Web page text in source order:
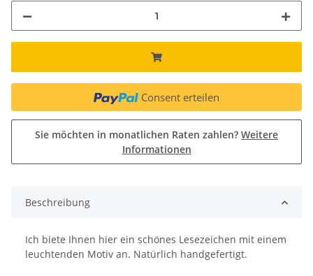
Consent erteilen
Sie möchten in monatlichen Raten zahlen? Weitere
Informationen
Beschreibung
Ich biete Ihnen hier ein schönes Lesezeichen mit einem
leuchtenden Motiv an. Natürlich handgefertigt.